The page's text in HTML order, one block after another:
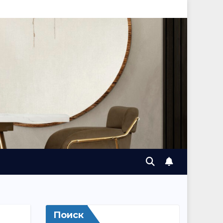
Поиск